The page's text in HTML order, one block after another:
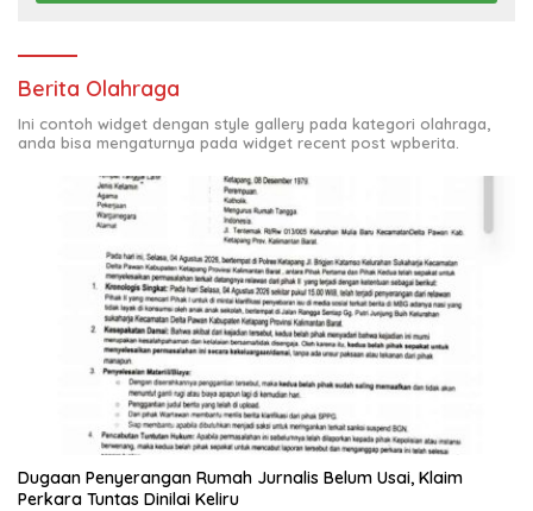
Berita Olahraga
Ini contoh widget dengan style gallery pada kategori olahraga,
anda bisa mengaturnya pada widget recent post wpberita.
Dugaan Penyerangan Rumah Jurnalis Belum Usai, Klaim
Perkara Tuntas Dinilai Keliru